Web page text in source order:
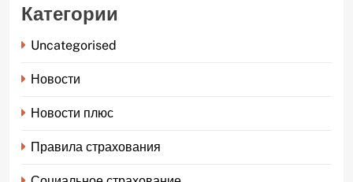
Категории
Uncategorised
Новости
Новости плюс
Правила страхования